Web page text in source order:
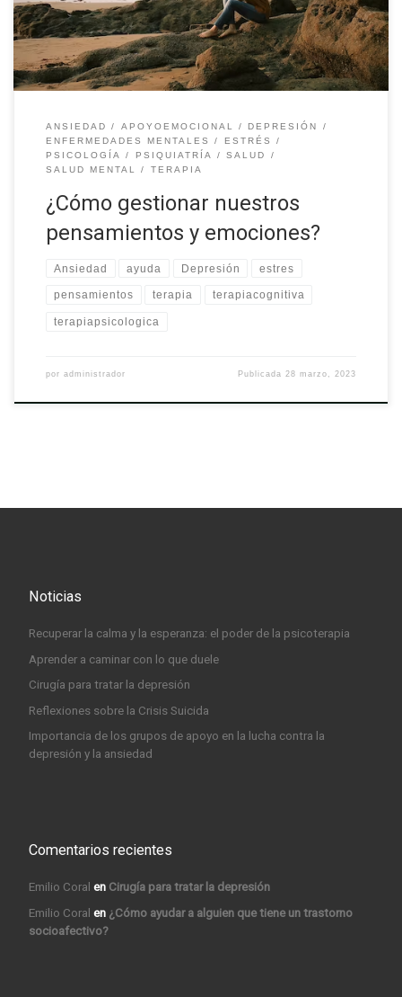
ANSIEDAD APOYOEMOCIONAL
DEPRESIÓN
ENFERMEDADES MENTALES
ESTRÉS
PSICOLOGÍA
PSIQUIATRÍA
SALUD
SALUD MENTAL
TERAPIA
¿Cómo gestionar nuestros
pensamientos y emociones?
Ansiedad ayuda Depresión estres
pensamientos terapia terapiacognitiva
terapiapsicologica
por administrador Publicada28 marzo, 2023
Noticias
Recuperar la calma y la esperanza: el poder de la psicoterapia
Aprender a caminar con lo que duele
Cirugía para tratar la depresión
Reflexiones sobre la Crisis Suicida
Importancia de los grupos de apoyo en la lucha contra la
depresión y la ansiedad
Comentarios recientes
Emilio Coral en Cirugía para tratar la depresión
Emilio Coral en ¿Cómo ayudar a alguien que tiene un trastorno
socioafectivo?